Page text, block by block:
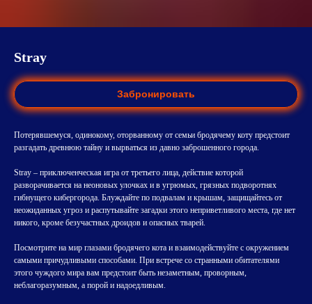
Stray
Забронировать
Потерявшемуся, одинокому, оторванному от семьи бродячему коту предстоит
разгадать древнюю тайну и вырваться из давно заброшенного города.
Stray – приключенческая игра от третьего лица, действие которой
разворачивается на неоновых улочках и в угрюмых, грязных подворотнях
гибнущего кибергорода. Блуждайте по подвалам и крышам, защищайтесь от
неожиданных угроз и распутывайте загадки этого неприветливого места, где нет
никого, кроме безучастных дроидов и опасных тварей.
Посмотрите на мир глазами бродячего кота и взаимодействуйте с окружением
самыми причудливыми способами. При встрече со странными обитателями
этого чуждого мира вам предстоит быть незаметным, проворным,
неблагоразумным, а порой и надоедливым.